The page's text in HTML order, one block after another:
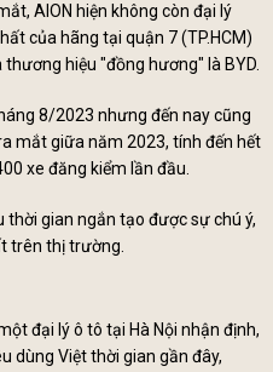
AION hiện không còn đại lý
của hãng tại quận 7 (TP.HCM)
hiệu "đồng hương" là BYD.
8/2023 nhưng đến nay cũng
mắt giữa năm 2023, tính đến hết
xe đăng kiểm lần đầu.
thời gian ngắn tạo được sự chú ý,
trên thị trường.
đại lý ô tô tại Hà Nội nhận định,
dùng Việt thời gian gần đây,